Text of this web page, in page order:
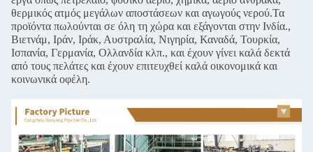
θερμικός ατμός μεγάλων αποστάσεων και αγωγούς νερού.Τα
προϊόντα πωλούνται σε όλη τη χώρα και εξάγονται στην Ινδία.,
Βιετνάμ, Ιράν, Ιράκ, Αυστραλία, Νιγηρία, Καναδά, Τουρκία,
Ισπανία, Γερμανία, Ολλανδία κλπ., και έχουν γίνει καλά δεκτά
από τους πελάτες και έχουν επιτευχθεί καλά οικονομικά και
κοινωνικά οφέλη.